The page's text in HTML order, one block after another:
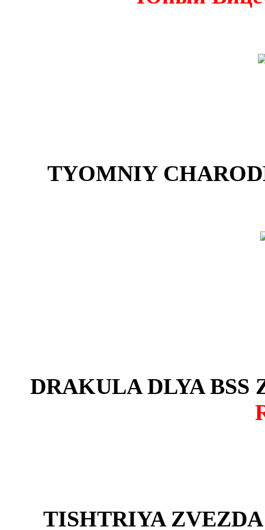
TYOMNIY
DRAKULA DLYA BSS
TISHTRIYA